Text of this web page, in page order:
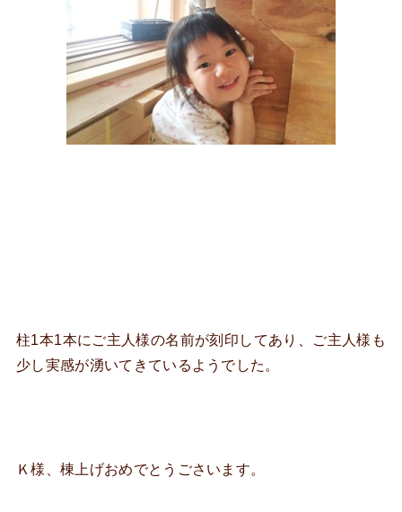
柱1本1本にご主人様の名前が刻印してあり、ご主人様も
少し実感が湧いてきているようでした。
Ｋ様、棟上げおめでとうごさいます。